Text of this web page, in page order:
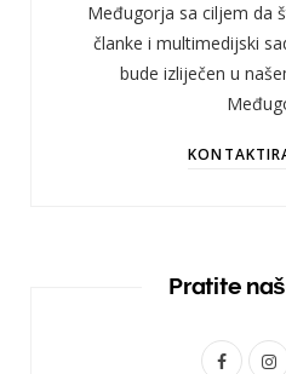
Međugorja sa ciljem da
članke i multimedijski
bude izliječen u
Pratite
F
I